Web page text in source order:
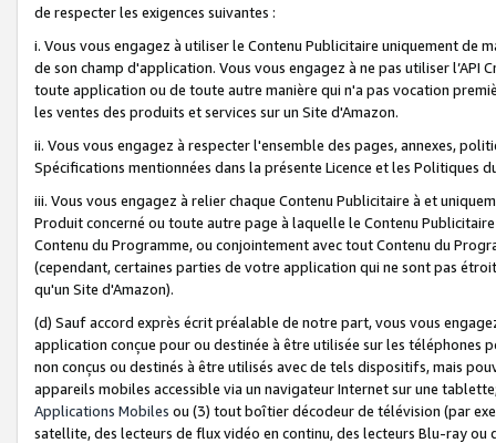
de respecter les exigences suivantes :
i. Vous vous engagez à utiliser le Contenu Publicitaire uniquement de
de son champ d'application. Vous vous engagez à ne pas utiliser l’API
toute application ou de toute autre manière qui n'a pas vocation
les ventes des produits et services sur un Site d'Amazon.
ii. Vous vous engagez à respecter l'ensemble des pages, annexes,
Spécifications mentionnées dans la présente Licence et les Politiques
iii. Vous vous engagez à relier chaque Contenu Publicitaire à et
Produit concerné ou toute autre page à laquelle le Contenu
Contenu du Programme, ou conjointement avec tout Contenu du
(cependant, certaines parties de votre application qui ne sont pas
qu'un Site d'Amazon).
(d) Sauf accord exprès écrit préalable de notre part, vous vous
application conçue pour ou destinée à être utilisée sur les téléphones
non conçus ou destinés à être utilisés avec de tels dispositifs, mais
appareils mobiles accessible via un navigateur Internet sur une
Applications Mobiles ou (3) tout boîtier décodeur de télévision (par
satellite, des lecteurs de flux vidéo en continu, des lecteurs Blu-ray